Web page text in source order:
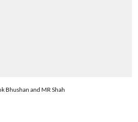
Bhushan and MR Shah